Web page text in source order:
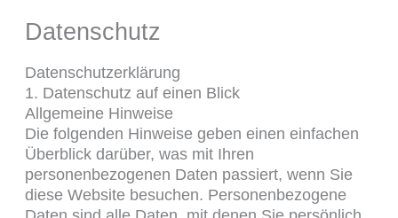
Datenschutz
Datenschutz­erklärung
1. Datenschutz auf einen Blick
Allgemeine Hinweise
Die folgenden Hinweise geben einen einfachen
Überblick darüber, was mit Ihren
personenbezogenen Daten passiert, wenn Sie
diese Website besuchen. Personenbezogene